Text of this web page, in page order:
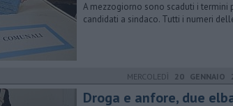
A mezzogiorno sono scaduti i
candidati a sindaco. Tutti i numeri
MERCOLEDÌ 20 GENNAIO
Droga e anfore, due